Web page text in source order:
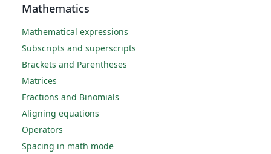
Mathematics
Mathematical expressions
Subscripts and superscripts
Brackets and Parentheses
Matrices
Fractions and Binomials
Aligning equations
Operators
Spacing in math mode